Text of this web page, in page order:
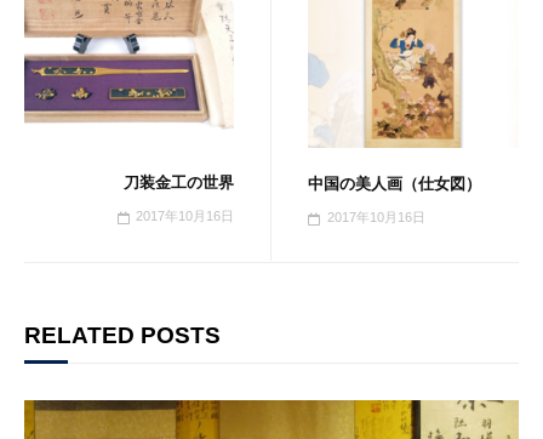
刀装金工の世界
2017年10月16日
中国の美人画（仕女図）
2017年10月16日
RELATED POSTS